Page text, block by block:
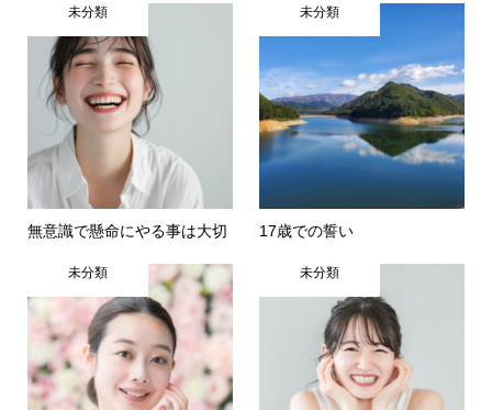
未分類
無意識で懸命にやる事は大切
未分類
17歳での誓い
未分類 未分類